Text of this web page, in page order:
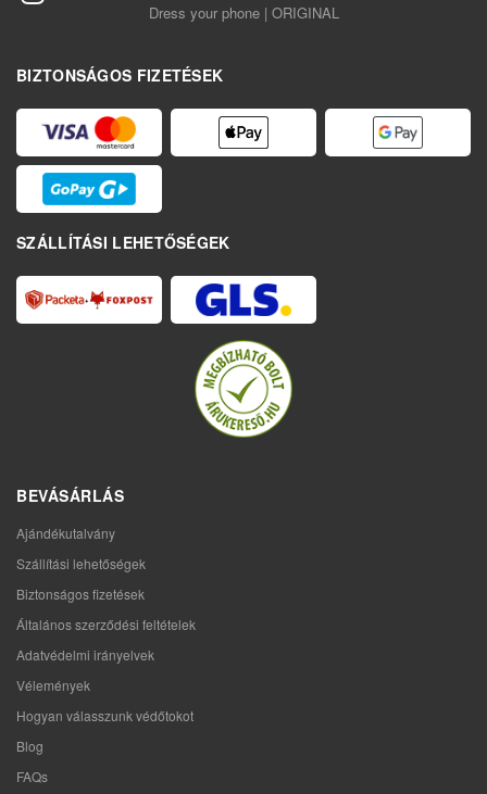
Dress your phone | ORIGINAL
BIZTONSÁGOS FIZETÉSEK
SZÁLLÍTÁSI LEHETŐSÉGEK
BEVÁSÁRLÁS
Ajándékutalvány
Szállítási lehetőségek
Biztonságos fizetések
Általános szerződési feltételek
Adatvédelmi irányelvek
Vélemények
Hogyan válasszunk védőtokot
Blog
FAQs